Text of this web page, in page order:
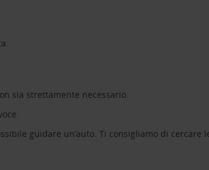
sia strettamente necessario.
guidare un’auto. Ti consigliamo di cercare